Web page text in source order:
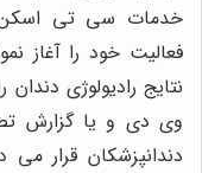
خدمات سی تی اسکن
فعالیت خود را آغاز
نتایج رادیولوژی
وی دی و یا گزارش
دندانپزشکان قرار می